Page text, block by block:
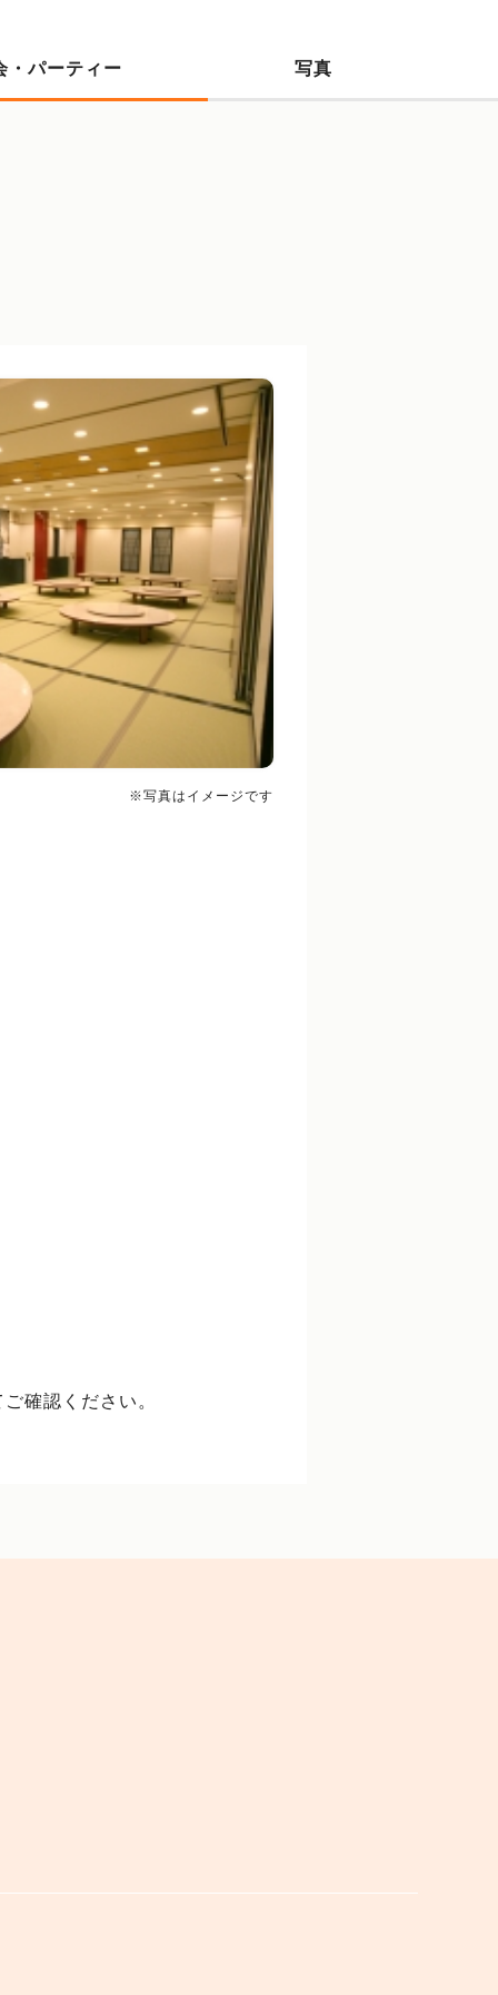
・パーティー 写真
※写真はイメージです
確認ください。